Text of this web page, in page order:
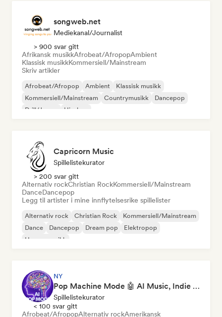
songweb.net
Mediekanal/journalist
> 900 svar gitt
Afrikansk musikkAfrobeat/AfropopAmbient
Klassisk musikkKommersiell/Mainstream
Skriv artikler
Afrobeat/Afropop Ambient
Klassisk musikk
Kommersiell/Mainstream
Countrymusikk
Dancepop
Drill/Jersey
Hip-hop
Capricorn Music
Spillelistekurator
> 200 svar gitt
Alternativ rockChristian RockKommersiell/Mainstream
DanceDancepop
Legg til artister i mine innflytelsesrike spillelister
Alternativ rock Christian Rock
Kommersiell/Mainstream
Dance
Dancepop Dream pop
Elektropop
House-musikk
NY
Pop Machine Mode 🤖 AI Music, Indie Pop & Dream Pop
Spillelistekurator
< 100 svar gitt
Afrobeat/AfropopAlternativ rockAmerikansk